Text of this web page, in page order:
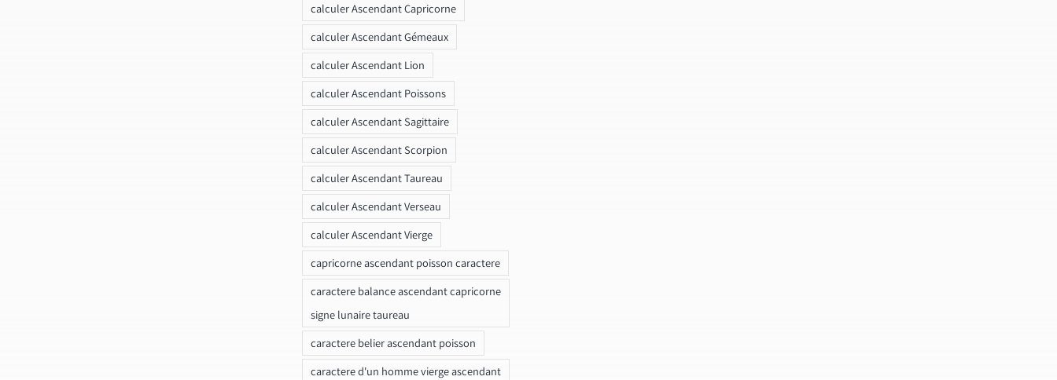
calculer Ascendant Capricorne
calculer Ascendant Gémeaux
calculer Ascendant Lion
calculer Ascendant Poissons
calculer Ascendant Sagittaire
calculer Ascendant Scorpion
calculer Ascendant Taureau
calculer Ascendant Verseau
calculer Ascendant Vierge
capricorne ascendant poisson caractere
caractere balance ascendant capricorne
signe lunaire taureau
caractere belier ascendant poisson
caractere d'un homme vierge ascendant